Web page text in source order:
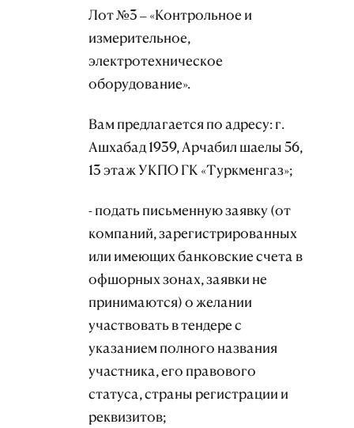
Лот №3 – «Контрольное и
измерительное,
электротехническое
оборудование».
Вам предлагается по адресу: г.
Ашхабад 1939, Арчабил шаелы 56,
13 этаж УКПО ГК «Туркменгаз»;
- подать письменную заявку (от
компаний, зарегистрированных
или имеющих банковские счета в
офшорных зонах, заявки не
принимаются) о желании
участвовать в тендере с
указанием полного названия
участника, его правового
статуса, страны регистрации и
реквизитов;